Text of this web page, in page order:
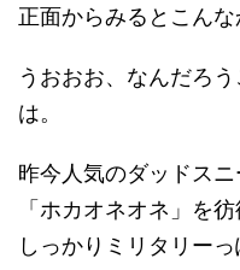
正面からみるとこんな
うおおお、なんだろ
は。
昨今人気のダッドス
「ホカオネオネ」を
しっかりミリタリー